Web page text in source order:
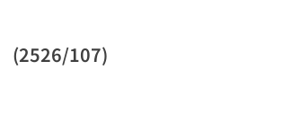
(2526/107)